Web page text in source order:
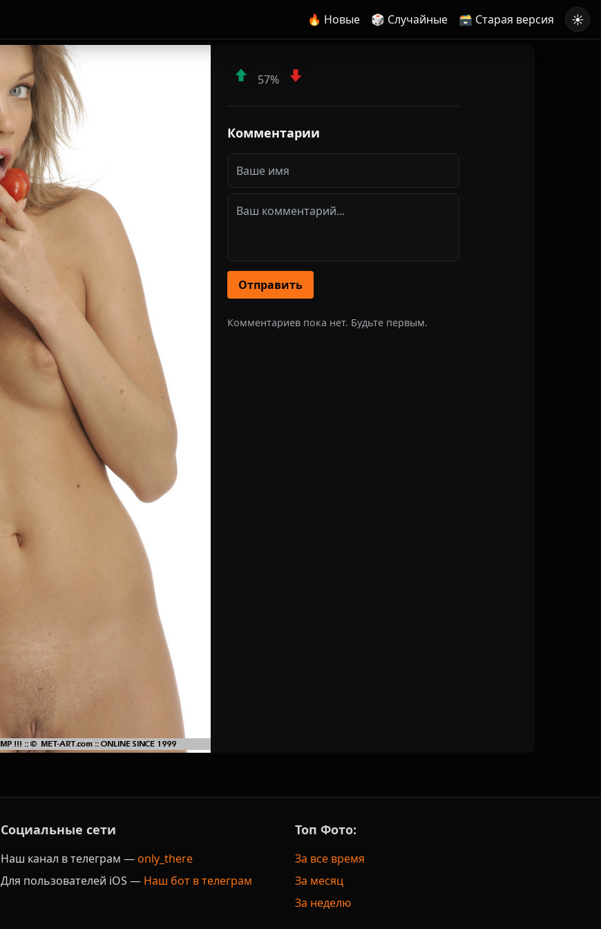
🔥 Новые 🎲 Случайные 🗃️ Старая версия ☀️
57%
Комментарии
Отправить
Комментариев пока нет. Будьте первым.
Социальные сети
Наш канал в телеграм —only_there
Для пользователей iOS — Наш бот в телеграм
Топ Фото:
За все время
За месяц
За неделю